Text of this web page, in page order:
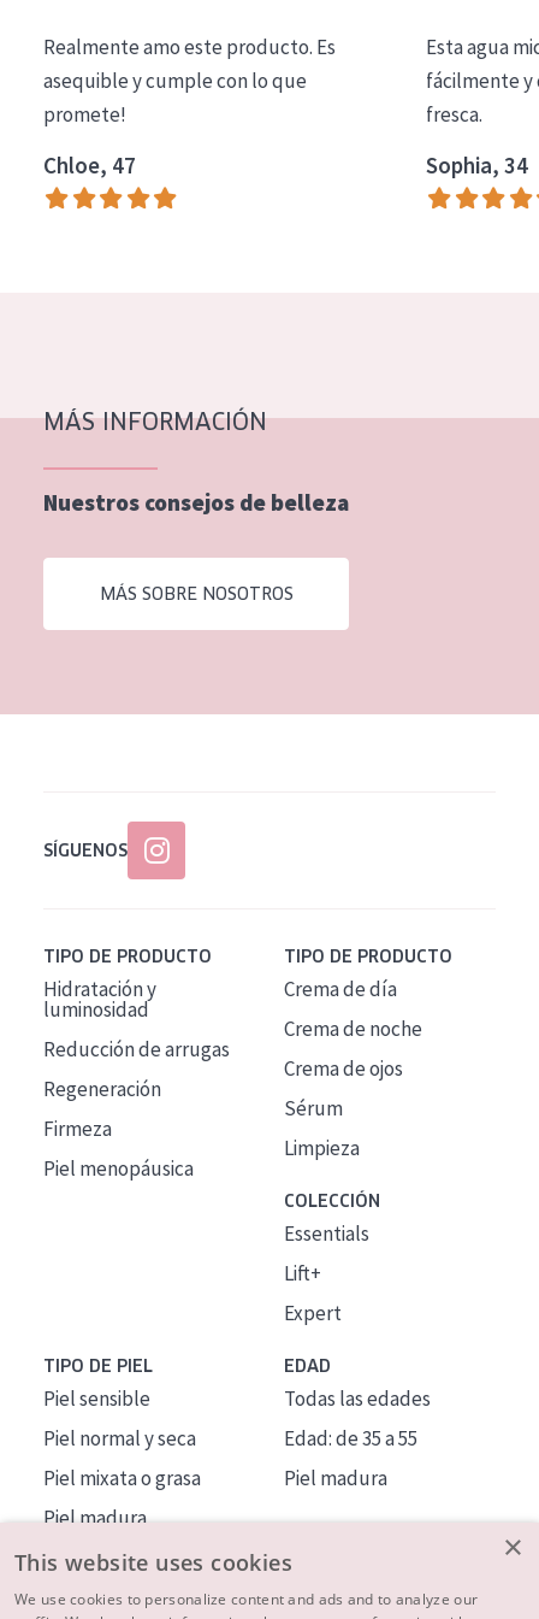
Essentials
Lift+
Expert
Piel madura
Piel menopáusica
EDAD
Realmente amo este producto. Es
asequible y cumple con lo que
promete!
Chloe, 47
Esta agua
fácilmente y
fresca.
Sophia, 34
MÁS INFORMACIÓN
Nuestros consejos de belleza
MÁS SOBRE NOSOTROS
SÍGUENOS
TIPO DE PRODUCTO
Hidratación y
luminosidad
Reducción de arrugas
Regeneración
Firmeza
Piel menopáusica
TIPO DE PRODUCTO
Crema de día
Crema de noche
Crema de ojos
Sérum
Limpieza
COLECCIÓN
Essentials
Lift+
Expert
TIPO DE PIEL
Piel sensible
Piel normal y seca
Piel mixata o grasa
Piel madura
Piel expuesta al sol
Piel menopáusica
EDAD
Todas las edades
Edad: de 35 a 55
Piel madura
×
This website uses cookies
We use cookies to personalize content and ads and to analyze our